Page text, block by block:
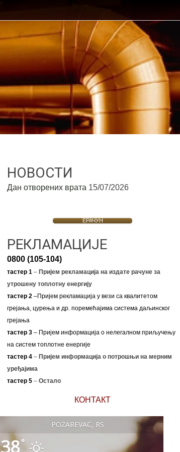
НОВОСТИ
Дан отворених врата 15/07/2026
ЕРАЧУН
РЕКЛАМАЦИЈЕ
0800 (105-104)
тастер 1–Пријем рекламација на издате рачуне за
утрошену топлотну енергију
тастер 2–Пријем рекламација у вези са квалитетом
грејања, цурења и др. поремећајима система даљинског
грејања
тастер 3– Пријем информација о нелегалном приључењу
на систем топлотне енергије
тастер 4 – Пријем информација о потрошњи на мерним
уређајима
тастер 5 – Остало
КОНТАКТ
POŽAREVAC, RS
38°